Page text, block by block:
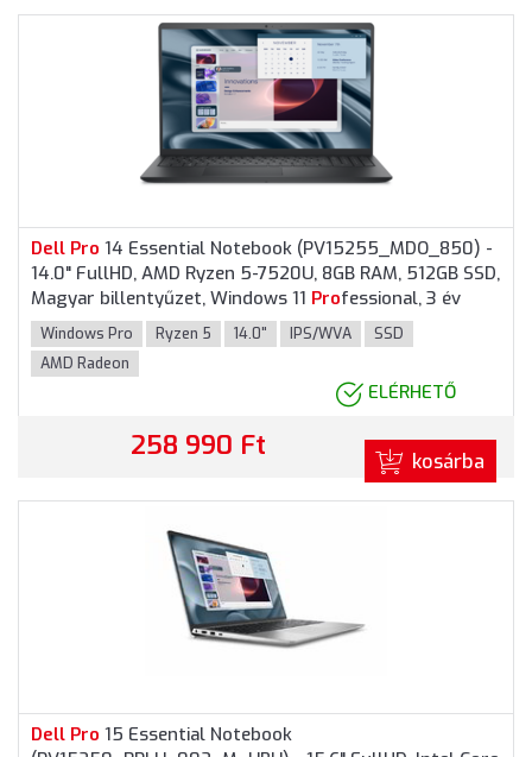
Dell Pro 14 Essential Notebook (PV15255_MDO_850) -
14.0" FullHD, AMD Ryzen 5-7520U, 8GB RAM, 512GB SSD,
Magyar billentyűzet, Windows 11 Professional, 3 év
garancia, Fekete színben
Windows Pro Ryzen 5 14.0" IPS/WVA
SSD
AMD Radeon
ELÉRHETŐ
258 990 Ft kosárba
Dell Pro 15 Essential Notebook